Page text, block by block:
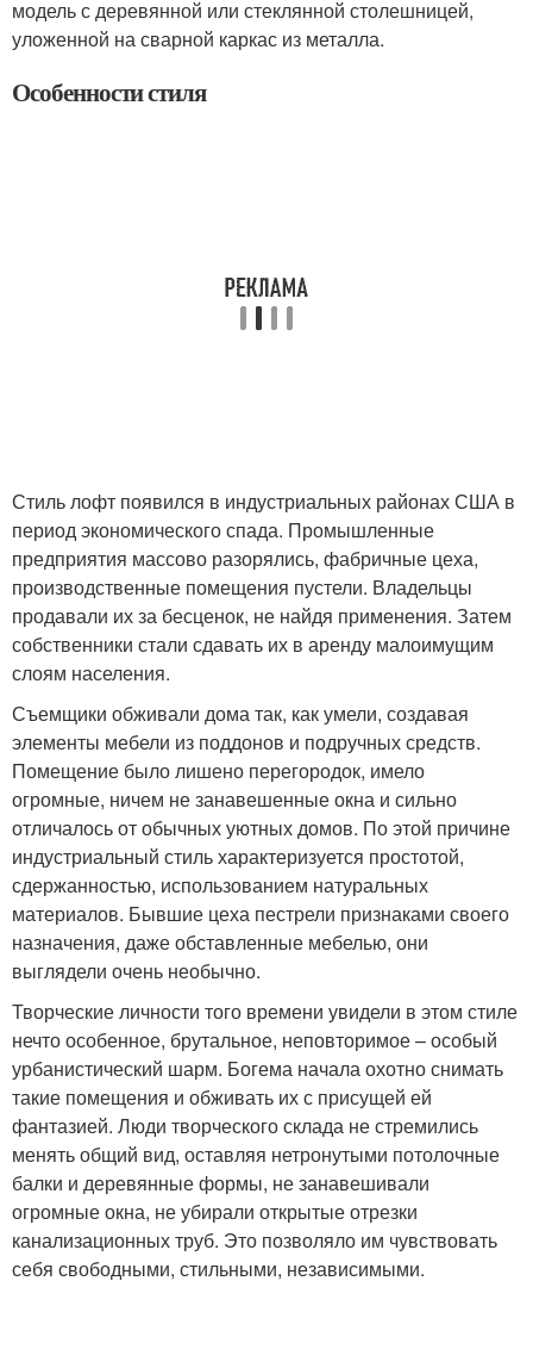
модель с деревянной или стеклянной столешницей,
уложенной на сварной каркас из металла.
Особенности стиля
Стиль лофт появился в индустриальных районах США в
период экономического спада. Промышленные
предприятия массово разорялись, фабричные цеха,
производственные помещения пустели. Владельцы
продавали их за бесценок, не найдя применения. Затем
собственники стали сдавать их в аренду малоимущим
слоям населения.
Съемщики обживали дома так, как умели, создавая
элементы мебели из поддонов и подручных средств.
Помещение было лишено перегородок, имело
огромные, ничем не занавешенные окна и сильно
отличалось от обычных уютных домов. По этой причине
индустриальный стиль характеризуется простотой,
сдержанностью, использованием натуральных
материалов. Бывшие цеха пестрели признаками своего
назначения, даже обставленные мебелью, они
выглядели очень необычно.
Творческие личности того времени увидели в этом стиле
нечто особенное, брутальное, неповторимое – особый
урбанистический шарм. Богема начала охотно снимать
такие помещения и обживать их с присущей ей
фантазией. Люди творческого склада не стремились
менять общий вид, оставляя нетронутыми потолочные
балки и деревянные формы, не занавешивали
огромные окна, не убирали открытые отрезки
канализационных труб. Это позволяло им чувствовать
себя свободными, стильными, независимыми.